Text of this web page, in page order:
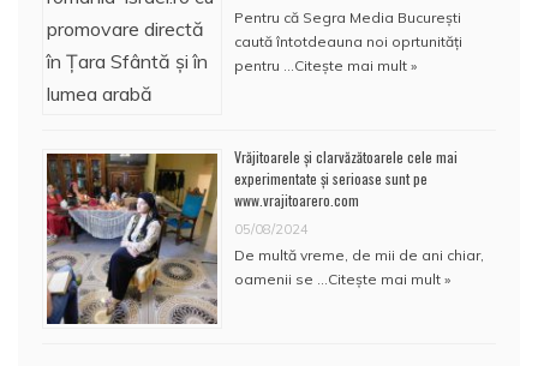
Pentru că Segra Media București
caută întotdeauna noi oprtunități
pentru …Citește mai mult »
Vrăjitoarele și clarvăzătoarele cele mai
experimentate și serioase sunt pe
www.vrajitoarero.com
05/08/2024
De multă vreme, de mii de ani chiar,
oamenii se …Citește mai mult »